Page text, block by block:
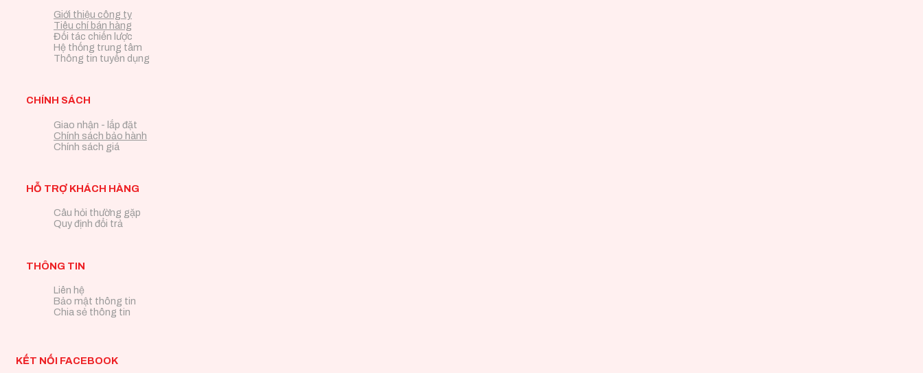
Giới thiệu công ty
Tiêu chí bán hàng
Đối tác chiến lược
Hệ thống trung tâm
Thông tin tuyển dụng
CHÍNH SÁCH
Giao nhận - lắp đặt
Chính sách bảo hành
Chính sách giá
HỖ TRỢ KHÁCH HÀNG
Câu hỏi thường gặp
Quy định đổi trả
THÔNG TIN
Liên hệ
Bảo mật thông tin
Chia sẻ thông tin
KẾT NỐI FACEBOOK